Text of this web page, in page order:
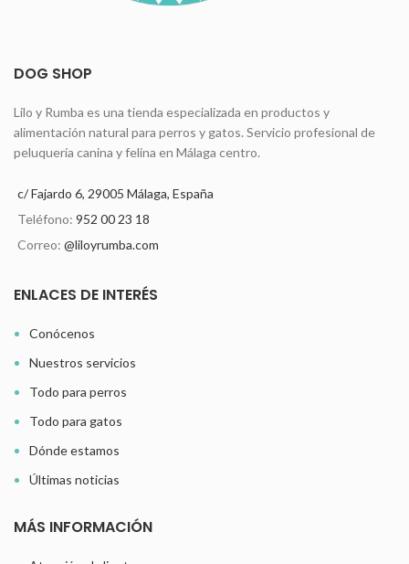
DOG SHOP
Lilo y Rumba es una tienda especializada en productos y
alimentación natural para perros y gatos. Servicio profesional de
peluquería canina y felina en Málaga centro.
c/ Fajardo 6, 29005 Málaga, España
Teléfono: 952 00 23 18
Correo: @liloyrumba.com
ENLACES DE INTERÉS
Conócenos
Nuestros servicios
Todo para perros
Todo para gatos
Dónde estamos
Últimas noticias
MÁS INFORMACIÓN